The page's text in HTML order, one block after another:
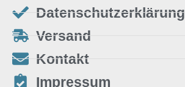
Datenschutzerklärung
Versand
Kontakt
Impressum